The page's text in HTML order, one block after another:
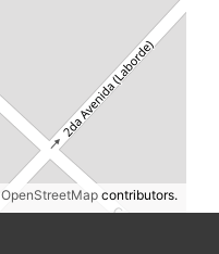
OpenStreetMap contributors.